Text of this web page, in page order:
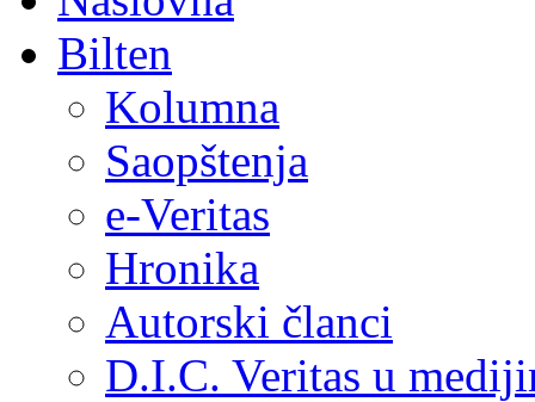
Bilten
Kolumna
Saopštenja
e-Veritas
Hronika
Autorski članci
D.I.C. Veritas u